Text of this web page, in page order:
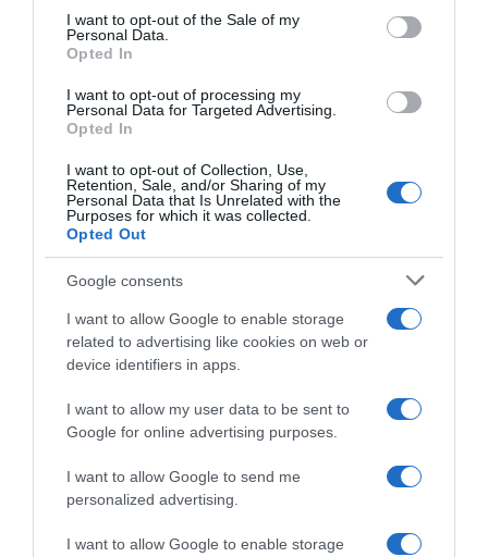
consent section.
I want to opt-out of the Sale of my
Personal Data.
Opted In
I want to opt-out of processing my
Personal Data for Targeted Advertising.
Opted In
I want to opt-out of Collection, Use,
Retention, Sale, and/or Sharing of my
Personal Data that Is Unrelated with the
Purposes for which it was collected.
Opted Out
Google consents
I want to allow Google to enable storage
related to advertising like cookies on web or
device identifiers in apps.
I want to allow my user data to be sent to
Google for online advertising purposes.
I want to allow Google to send me
personalized advertising.
I want to allow Google to enable storage
Βάρκιζα: Αιματηρή συμπλοκή με μαχαίρια
μεταξύ ανηλίκων – 4 τραυματίες και 8
συλλήψεις
Άγνωστο γιατί οι δύο ομάδες νεαρών ήρθαν στα χέρια
24.11.2025 - 07:09